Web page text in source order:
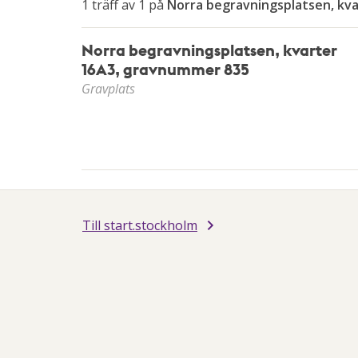
1 träff av 1 på Norra begravningsplatsen,
Norra begravningsplatsen, kvarter
16A3, gravnummer 835
Gravplats
Till start.stockholm